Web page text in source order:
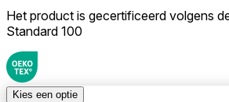
Het product is gecertificeerd volgens
Standard 100
Kies een optie